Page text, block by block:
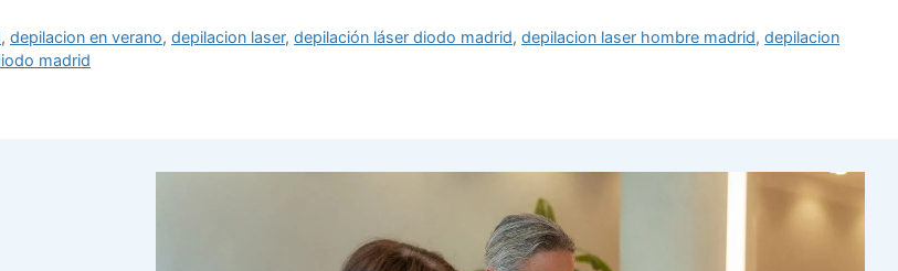
,depilacion en verano,depilacion laser,depilación láser diodo madrid,depilacion laser hombre madrid,depilacion
madrid